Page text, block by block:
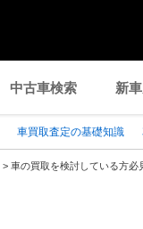
中古車検索 新
車買取査定の基礎知識
> 車の買取を検討している方必